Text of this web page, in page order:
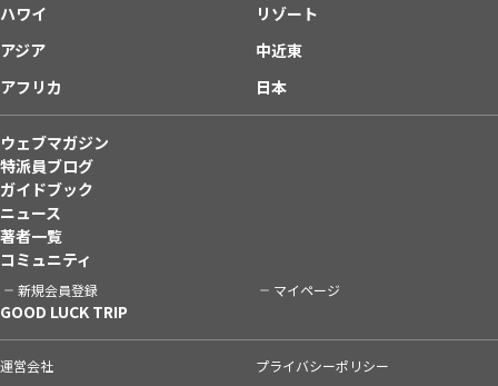
ハワイ
リゾート
アジア
中近東
アフリカ
日本
ウェブマガジン
特派員ブログ
ガイドブック
ニュース
著者一覧
コミュニティ
新規会員登録 マイページ
GOOD LUCK TRIP
運営会社
プライバシーポリシー